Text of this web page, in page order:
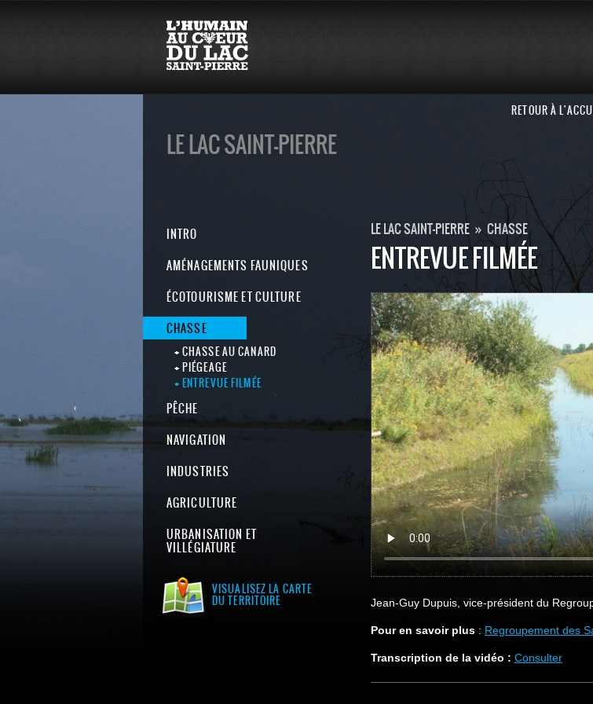
RETOUR À
LE LAC SAINT-PIERRE
INTRO
AMÉNAGEMENTS FAUNIQUES
ÉCOTOURISME ET CULTURE
CHASSE
CHASSE AU CANARD
PIÉGEAGE
ENTREVUE FILMÉE
PÊCHE
NAVIGATION
INDUSTRIES
AGRICULTURE
URBANISATION ET
VILLÉGIATURE
VISUALISEZ LA CARTE
DU TERRITOIRE
LE LAC SAINT-PIERRE » CHASSE
ENTREVUE FILMÉE
Jean-Guy Dupuis, vice-président du
Pour en savoir plus : Regroupement des
Transcription de la vidéo : Consulter